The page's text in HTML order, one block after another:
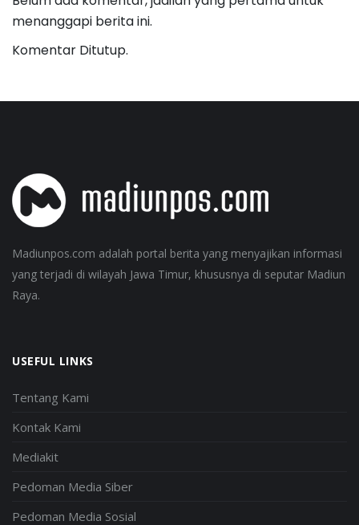
menanggapi berita ini.
Komentar Ditutup.
Madiunpos.com adalah portal berita yang menyajikan informasi
yang terjadi di wilayah Jawa Timur, khususnya di seputar Madiun
Raya.
USEFUL LINKS
Tentang Kami
Kontak Kami
Mediakit
Pedoman Media Siber
Pedoman Media Sosial